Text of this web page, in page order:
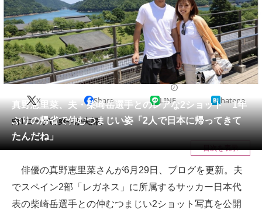
エンタメ クイズ
グルメ 地域
住まい 教育・育児
動物 リサーチ
会員記事
メディア
注目記事を集めた総合ページ
ITの今と未来を見通す
スマホと通信の最新トレンド
真野恵里菜、夫・柴崎岳選手とのレアな2ショット 1年
ぶりの帰省で仲むつまじい姿「2人で日本に帰ってきて
たんだね」
X Share LINE hatena
白Tコーデの爽やか夫婦。
目次を表示
俳優の真野恵里菜さんが6月29日、ブログを更新。夫
でスペイン2部「レガネス」に所属するサッカー日本代
表の柴崎岳選手との仲むつまじい2ショット写真を公開